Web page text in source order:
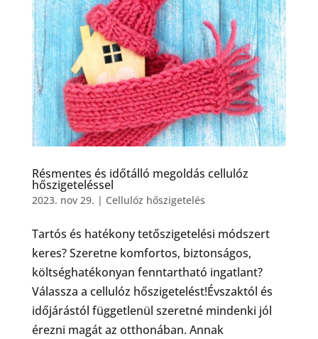
Résmentes és időtálló megoldás cellulóz
hőszigeteléssel
2023. nov 29. | Cellulóz hőszigetelés
Tartós és hatékony tetőszigetelési módszert
keres? Szeretne komfortos, biztonságos,
költséghatékonyan fenntartható ingatlant?
Válassza a cellulóz hőszigetelést!Évszaktól és
időjárástól függetlenül szeretné mindenki jól
érezni magát az otthonában. Annak